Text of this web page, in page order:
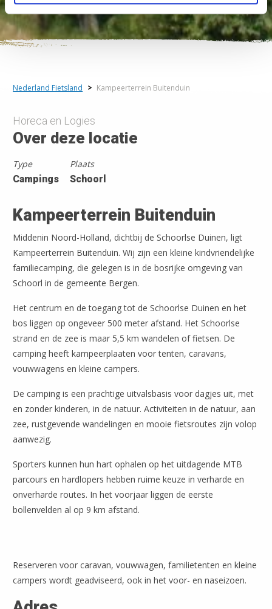
Nederland Fietsland > Kampeerterrein Buitenduin
Horeca en Logies
Over deze locatie
Type
Campings
Plaats
Schoorl
Kampeerterrein Buitenduin
Middenin Noord-Holland, dichtbij de Schoorlse Duinen, ligt
Kampeerterrein Buitenduin. Wij zijn een kleine kindvriendelijke
familiecamping, die gelegen is in de bosrijke omgeving van
Schoorl in de gemeente Bergen.
Het centrum en de toegang tot de Schoorlse Duinen en het
bos liggen op ongeveer 500 meter afstand. Het Schoorlse
strand en de zee is maar 5,5 km wandelen of fietsen. De
camping heeft kampeerplaaten voor tenten, caravans,
vouwwagens en kleine campers.
De camping is een prachtige uitvalsbasis voor dagjes uit, met
en zonder kinderen, in de natuur. Activiteiten in de natuur, aan
zee, rustgevende wandelingen en mooie fietsroutes zijn volop
aanwezig.
Sporters kunnen hun hart ophalen op het uitdagende MTB
parcours en hardlopers hebben ruime keuze in verharde en
onverharde routes. In het voorjaar liggen de eerste
bollenvelden al op 9 km afstand.
Reserveren voor caravan, vouwwagen, familietenten en kleine
campers wordt geadviseerd, ook in het voor- en naseizoen.